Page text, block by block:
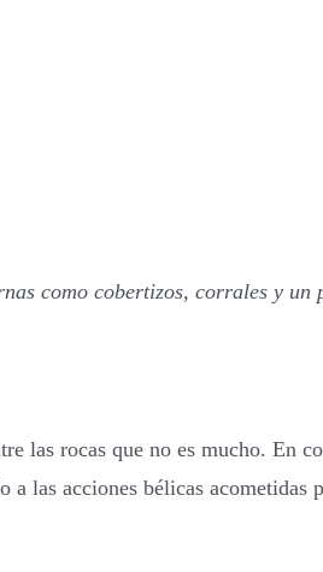
como cobertizos, corrales y un
las rocas que no es mucho. En
las acciones bélicas acometidas